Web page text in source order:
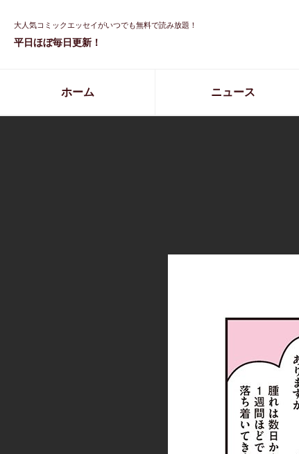
大人気コミックエッセイがいつでも無料で読み放題！
平日ほぼ毎日更新！
ホーム ニュース